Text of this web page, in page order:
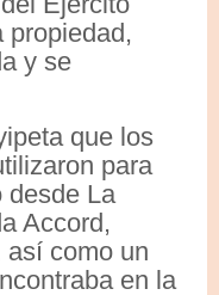
propiedad,
y se
que los
para
desde La
Accord,
así como un
en la